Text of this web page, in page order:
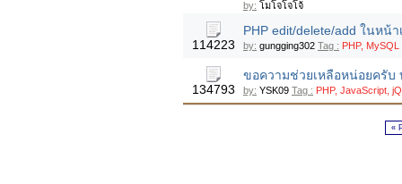
by: โมโจโจโจ้
114223
PHP edit/delete/add ในห
by: gungging302 Tag : PHP, MySQL
134793
ขอความช่วยเหลือหน่อยครับ
by: YSK09 Tag : PHP, JavaScript,
«